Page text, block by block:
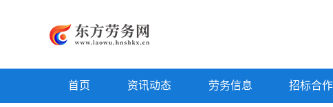
首页 资讯动态 劳务信息 招标合作